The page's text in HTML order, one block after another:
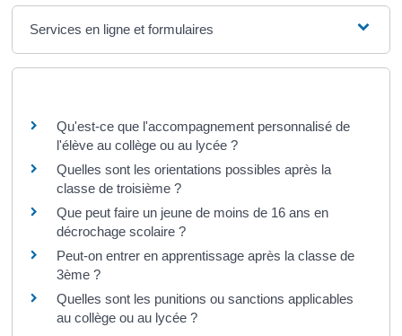
Services en ligne et formulaires
Qu'est-ce que l'accompagnement personnalisé de
l'élève au collège ou au lycée ?
Quelles sont les orientations possibles après la
classe de troisième ?
Que peut faire un jeune de moins de 16 ans en
décrochage scolaire ?
Peut-on entrer en apprentissage après la classe de
3ème ?
Quelles sont les punitions ou sanctions applicables
au collège ou au lycée ?